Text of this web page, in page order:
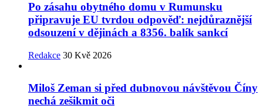
Po zásahu obytného domu v Rumunsku
připravuje EU tvrdou odpověď: nejdůraznější
odsouzení v dějinách a 8356. balík sankcí
Redakce 30 Kvě 2026
Miloš Zeman si před dubnovou návštěvou Číny
nechá zešikmit oči